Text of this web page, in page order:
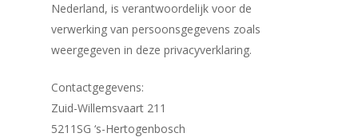
Nederland, is verantwoordelijk voor de
verwerking van persoonsgegevens zoals
weergegeven in deze privacyverklaring.
Contactgegevens:
Zuid-Willemsvaart 211
5211SG ‘s-Hertogenbosch